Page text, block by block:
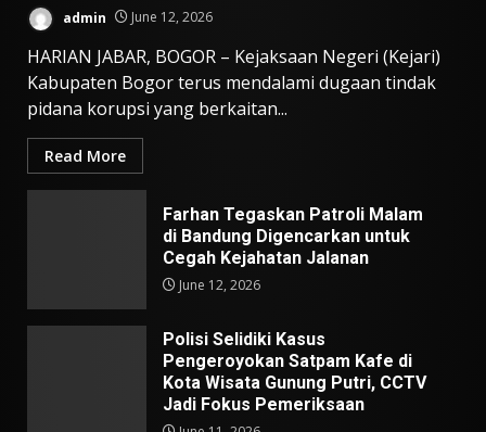
admin June 12, 2026
HARIAN JABAR, BOGOR – Kejaksaan Negeri (Kejari)
Kabupaten Bogor terus mendalami dugaan tindak
pidana korupsi yang berkaitan...
Read More
Farhan Tegaskan Patroli Malam
di Bandung Digencarkan untuk
Cegah Kejahatan Jalanan
June 12, 2026
Polisi Selidiki Kasus
Pengeroyokan Satpam Kafe di
Kota Wisata Gunung Putri, CCTV
Jadi Fokus Pemeriksaan